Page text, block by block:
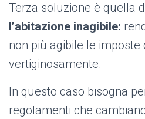
Terza soluzione è quella
l’abitazione inagibile:
non più agibile le imposte
vertiginosamente.
In questo caso bisogna
regolamenti che